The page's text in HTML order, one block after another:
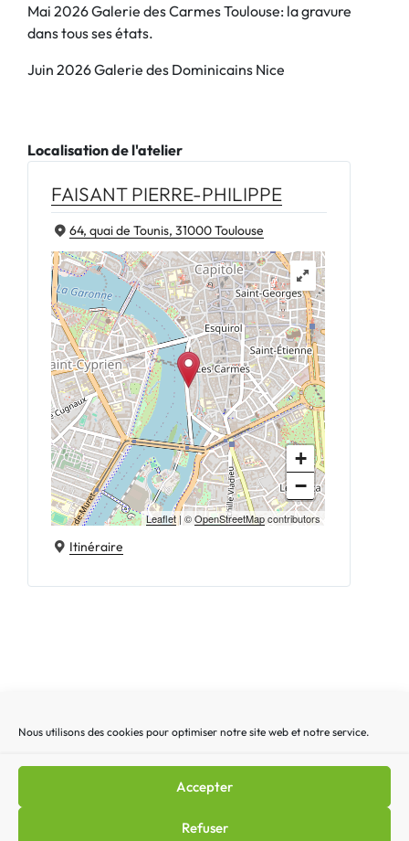
Nous utilisons des cookies pour optimiser notre site web et notre service.
Accepter
Refuser
Mai 2026 Galerie des Carmes Toulouse: la gravure
dans tous ses états.
Juin 2026 Galerie des Dominicains Nice
Localisation de l'atelier
FAISANT PIERRE-PHILIPPE
64, quai de Tounis, 31000 Toulouse
+
−
Leaflet| ©OpenStreetMapcontributors
Itinéraire
Recherche